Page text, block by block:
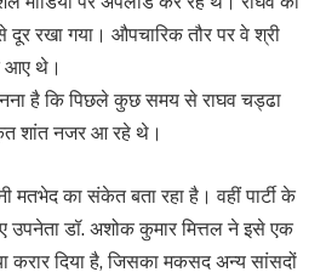
रखा गया। औपचारिक तौर पर वे श्री
आए थे।
है कि पिछले कुछ समय से राघव चड्ढा
शांत नजर आ रहे थे।
का संकेत बता रहा है। वहीं पार्टी के
उपनेता डॉ. अशोक कुमार मित्तल ने इसे एक
करार दिया है, जिसका मकसद अन्य सांसदों